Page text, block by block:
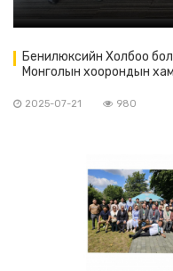
Бенилюксийн Холбоо
Монголын хоорондын
2025-07-21 980